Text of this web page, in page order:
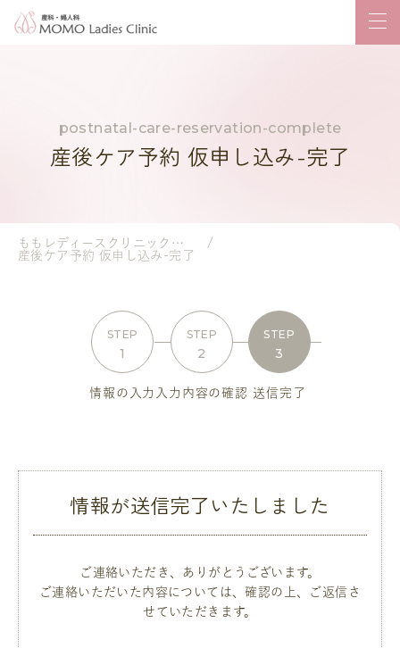
産後ケア予約 仮申し込み-完了
ももレディースクリニック｜岡山市の産婦人科・小児科
産後ケア予約 仮申し込み-完了
STEP
1
情報の入力
STEP
2
入力内容の確認
STEP
3
送信完了
情報が送信完了いたしました
ご連絡いただき、ありがとうございます。
ご連絡いただいた内容については、確認の上、ご返信さ
せていただきます。